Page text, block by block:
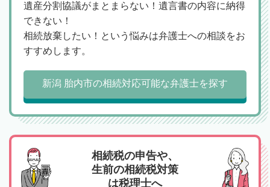
遺産分割協議がまとまらない！遺言書の内容に納得
できない！
相続放棄したい！という悩みは弁護士への相談をお
すすめします。
新潟 胎内市の相続対応可能な弁護士を探す
相続税の申告や、
生前の相続税対策
は税理士へ